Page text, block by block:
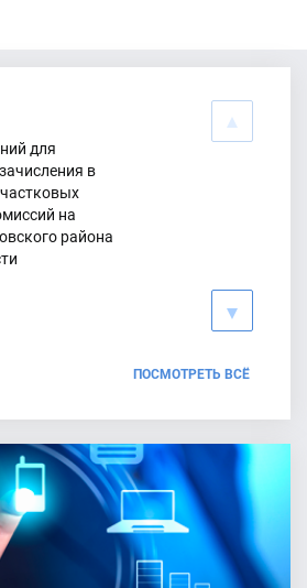
от кандидатов
представлены первые списки
для
в
на
района
ПОСМОТРЕТЬ ВСЁ